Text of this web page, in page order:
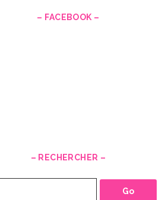
– FACEBOOK –
– RECHERCHER –